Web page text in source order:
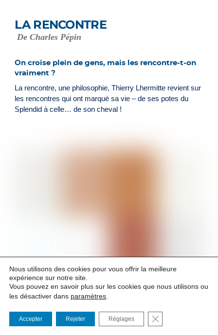
LA RENCONTRE
De Charles Pépin
On croise plein de gens, mais les rencontre-t-on
vraiment ?
La rencontre, une philosophie, Thierry Lhermitte revient sur
les rencontres qui ont marqué sa vie – de ses potes du
Splendid à celle… de son cheval !
Nous utilisons des cookies pour vous offrir la meilleure
expérience sur notre site.
Vous pouvez en savoir plus sur les cookies que nous utilisons ou
les désactiver dans paramètres
Accepter Rejeter Réglages FERMER LA